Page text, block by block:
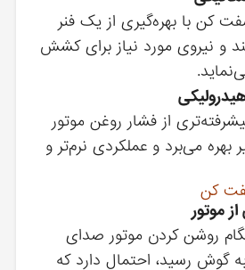
کن با بهره‌گیری از یک فنر
و نیروی مورد نیاز برای کشش
از فشار روغن موتور
می‌برد و عملکردی نرم‌تر و
کن
موتور
روشن کردن موتور صدای
گوش رسید، احتمال دارد که